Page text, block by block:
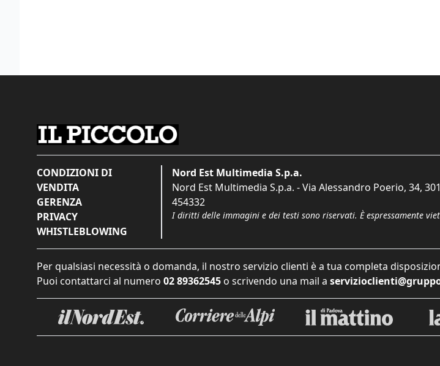
CONDIZIONI DI
VENDITA
GERENZA
PRIVACY
WHISTLEBLOWING
Nord Est Multimedia S.p.a.
Nord Est Multimedia S.p.a. - Via Alessandro Poerio, 34,
454332
I diritti delle immagini e dei testi sono riservati. È espressamente
Per qualsiasi necessità o domanda, il nostro servizio clienti è a tua completa
Puoi contattarci al numero 02 89362545 o scrivendo una mail a